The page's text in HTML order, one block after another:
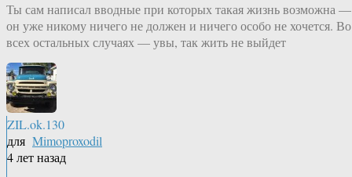
Ты сам написал вводные при которых такая жизнь возможна —
он уже никому ничего не должен и ничего особо не хочется. Во
всех остальных случаях — увы, так жить не выйдет
ZIL.ok.130
для Mimoproxodil
4 лет назад